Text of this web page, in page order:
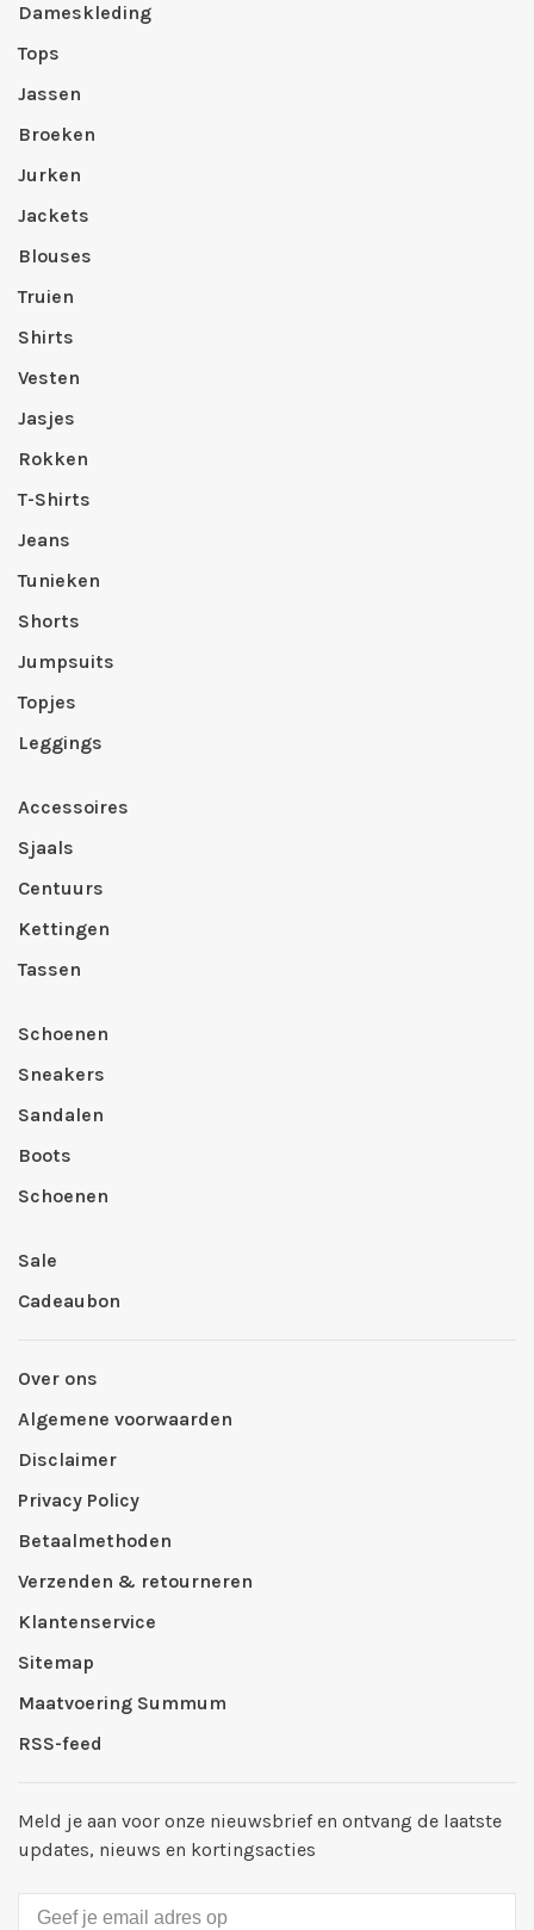
Dameskleding
Tops
Jassen
Broeken
Jurken
Jackets
Blouses
Truien
Shirts
Vesten
Jasjes
Rokken
T-Shirts
Jeans
Tunieken
Shorts
Jumpsuits
Topjes
Leggings
Accessoires
Sjaals
Centuurs
Kettingen
Tassen
Schoenen
Sneakers
Sandalen
Boots
Schoenen
Sale
Cadeaubon
Over ons
Algemene voorwaarden
Disclaimer
Privacy Policy
Betaalmethoden
Verzenden & retourneren
Klantenservice
Sitemap
Maatvoering Summum
RSS-feed
Meld je aan voor onze nieuwsbrief en ontvang de laatste
updates, nieuws en kortingsacties